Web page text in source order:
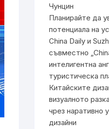
Чунцин
Планирайте да
потенциала на
China Daily и
съвместно
интелигентна
туристическа
Китайските
визуалното
чрез наративно
дизайни